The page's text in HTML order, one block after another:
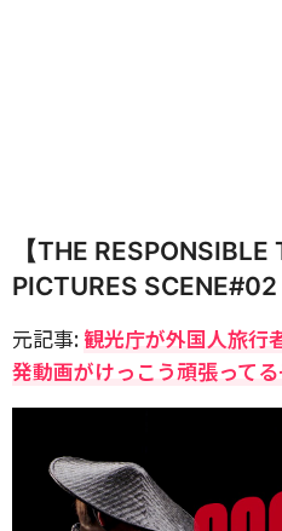
【THE
PICTURES SCENE#02
元記事: 観光庁が外国人旅行
発動画がけっこう頑張ってる